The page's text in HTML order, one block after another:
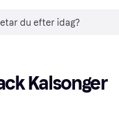
Kalsonger